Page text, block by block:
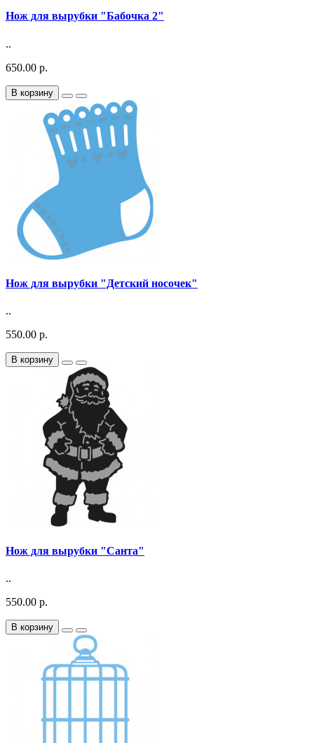
Нож для вырубки "Бабочка 2"
..
650.00 р.
В корзину
Нож для вырубки "Детский носочек"
..
550.00 р.
В корзину
Нож для вырубки "Санта"
..
550.00 р.
В корзину